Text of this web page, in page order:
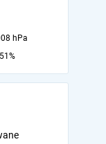
hPa
51%